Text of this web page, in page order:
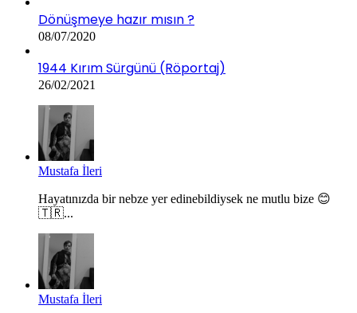
Dönüşmeye hazır mısın ?
08/07/2020
1944 Kırım Sürgünü (Röportaj)
26/02/2021
Mustafa İleri
Hayatınızda bir nebze yer edinebildiysek ne mutlu bize 😊
🇹🇷...
Mustafa İleri